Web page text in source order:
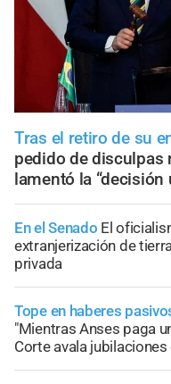
Tras el retiro de su
pedido de disculpas
lamentó la “decisión
En el Senado El
extranjerización de
privada
Tope en haberes
"Mientras Anses paga
Corte avala